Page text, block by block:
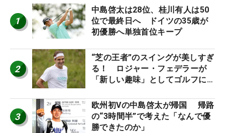
1
中島啓太は28位、桂川有人は50
位で最終日へ ドイツの35歳が
初優勝へ単独首位キープ
2
“芝の王者”のスイングが美しすぎ
る！ ロジャー・フェデラーが
「新しい趣味」としてゴルフに挑
3
欧州初Vの中島啓太が帰国 帰路
の“3時間半”で考えた「なんで優
勝できたのか」